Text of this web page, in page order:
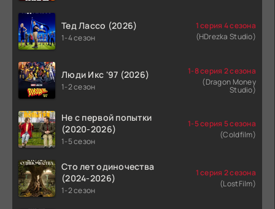
Тед Лассо (2026)
1-4 сезон
1 серия 4 сезона
(HDrezka Studio)
Люди Икс '97 (2026)
1-2 сезон
1-8 серия 2 сезона
(Dragon Money
Studio)
Не с первой попытки
(2020-2026)
1-5 сезон
1-5 серия 5 сезона
(Coldfilm)
Сто лет одиночества
(2024-2026)
1-2 сезон
1 серия 2 сезона
(LostFilm)